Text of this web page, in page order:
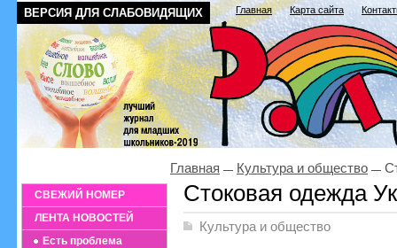
ВЕРСИЯ ДЛЯ СЛАБОВИДЯЩИХ Главная Карта сайта
СВЕЖИЙ НОМЕР
ЛЕНТА НОВОСТЕЙ
Есть проблема
Главная Культура и общество
Стоковая одежда
Культура и общество